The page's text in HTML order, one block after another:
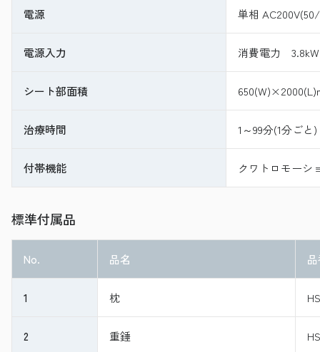
電源 単相
電源入力 消費電力 3.8kW
シート部面積
治療時間 1～99分(1分ごと)
付帯機能 クワトロモーシ
標準付属品
No. 品名
1 枕
2 重錘